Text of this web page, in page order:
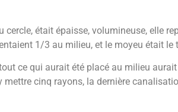
était épaisse, volumineuse, elle
1/3 au milieu, et le moyeu était le
ce qui aurait été placé au milieu
cinq rayons, la dernière